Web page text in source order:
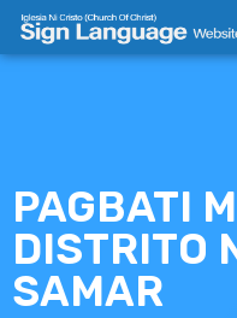
Skip
PAGBATI
DISTRITO
SAMAR